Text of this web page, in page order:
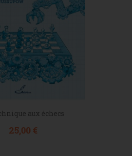
aux échecs
Prix
25,00 €